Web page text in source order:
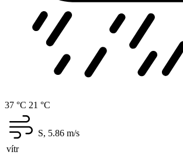
37 °C 21 °C
vítr
S, 5.86 m/s